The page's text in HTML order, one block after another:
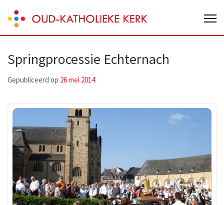
to
content
Enter)
Oud-Katholieke Kerk van Nederland
Springprocessie Echternach
Gepubliceerd op 26 mei 2014